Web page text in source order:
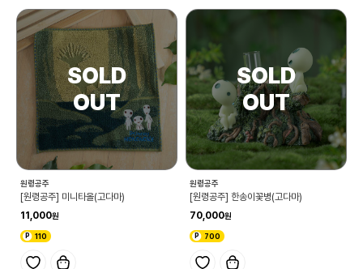
원령공주
[원령공주] 미니타올(고다마)
11,000
110
원령공주
[원령공주] 한송이꽃병(고다마)
70,000
700